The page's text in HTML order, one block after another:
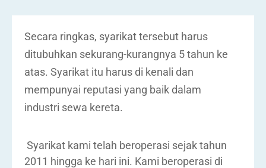
Secara ringkas, syarikat tersebut harus
ditubuhkan sekurang-kurangnya 5 tahun ke
atas. Syarikat itu harus di kenali dan
mempunyai reputasi yang baik dalam
industri sewa kereta.
Syarikat kami telah beroperasi sejak tahun
2011 hingga ke hari ini. Kami beroperasi di